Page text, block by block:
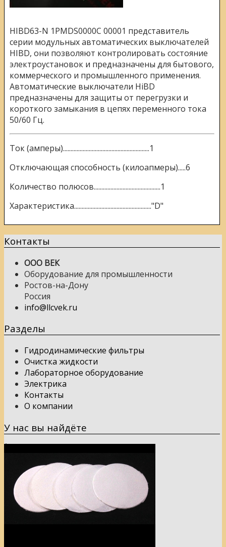
HIBD63-N 1PMDS0000C 00001 представитель
серии модульных автоматических выключателей
HIBD, они позволяют контролировать состояние
электроустановок и предназначены для бытового,
коммерческого и промышленного применения.
Автоматические выключатели HiBD
предназначены для защиты от перегрузки и
короткого замыкания в цепях переменного тока
50/60 Гц.
Ток (амперы).........................................................1
Отключающая способность (килоапмеры).....6
Количество полюсов............................................1
Характеристика..................................................."D"
Контакты
ООО ВЕК
Оборудование для промышленности
Ростов-на-Дону
Россия
info@llcvek.ru
Разделы
Гидродинамические фильтры
Очистка жидкости
Лабораторное оборудование
Электрика
Контакты
О компании
У нас вы найдёте